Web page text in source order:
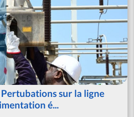
sur la ligne
é...